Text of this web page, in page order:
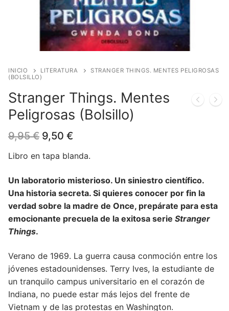
Juegos de cartas
Juegos de dados
Juegos de tablero
Juegos infantiles
Juegos de Rol
Juegos de miniaturas
Cómics
Europeo
Manga
USA
DC Comics
Marvel Comics
Independiente
Harry Potter
Star Wars
Merchandising
Figuras
Funko POP!
Tazas/Vasos
Bandoleras/Bolsos
Felpudos/alfombras
Puzzles
Posters
Varios
Literatura
Liquidaciones
INICIO LITERATURA
STRANGER THINGS. MENTES PELIGROSAS
(BOLSILLO)
Stranger Things. Mentes
Peligrosas (Bolsillo)
9,95€ El
precio
original
9,95 €.
9,50 €
actual
9,50 €.
Libro en tapa blanda.
Un laboratorio misterioso. Un siniestro científico.
Una historia secreta. Si quieres conocer por fin la
verdad sobre la madre de Once, prepárate para esta
emocionante precuela de la exitosa serie Stranger
Things.
Verano de 1969. La guerra causa conmoción entre los
jóvenes estadounidenses. Terry Ives, la estudiante de
un tranquilo campus universitario en el corazón de
Indiana, no puede estar más lejos del frente de
Vietnam y de las protestas en Washington.